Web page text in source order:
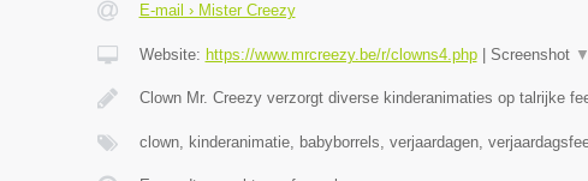
E-mail › Mister Creezy
Website: https://www.mrcreezy.be/r/clowns4.php| Screenshot ▼
Clown Mr. Creezy verzorgt diverse kinderanimaties op talrijke
clown, kinderanimatie, babyborrels, verjaardagen,